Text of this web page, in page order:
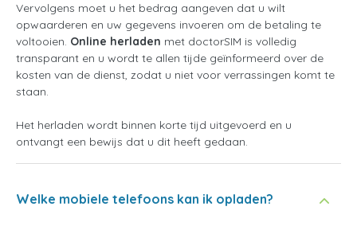
Vervolgens moet u het bedrag aangeven dat u wilt
opwaarderen en uw gegevens invoeren om de betaling te
voltooien. Online herladen met doctorSIM is volledig
transparant en u wordt te allen tijde geïnformeerd over de
kosten van de dienst, zodat u niet voor verrassingen komt te
staan.
Het herladen wordt binnen korte tijd uitgevoerd en u
ontvangt een bewijs dat u dit heeft gedaan.
Welke mobiele telefoons kan ik opladen?